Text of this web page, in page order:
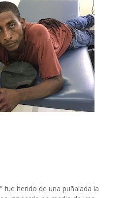
fue herido de una puñalada la